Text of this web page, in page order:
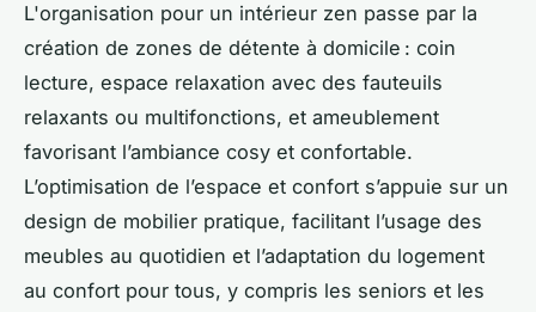
L'organisation pour un intérieur zen passe par la
création de zones de détente à domicile : coin
lecture, espace relaxation avec des fauteuils
relaxants ou multifonctions, et ameublement
favorisant l’ambiance cosy et confortable.
L’optimisation de l’espace et confort s’appuie sur un
design de mobilier pratique, facilitant l’usage des
meubles au quotidien et l’adaptation du logement
au confort pour tous, y compris les seniors et les